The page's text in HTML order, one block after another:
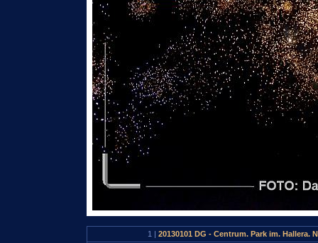
1 | 20130101 DG - Centrum. Park im.